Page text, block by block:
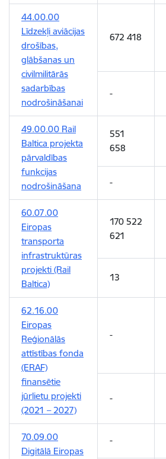
44.00.00
Līdzekļi aviācijas
drošības,
glābšanas un
civilmilitārās
sadarbības
nodrošināšanai
672 418
-
49.00.00 Rail
Baltica projekta
pārvaldības
funkcijas
nodrošināšana
551
658
-
60.07.00
Eiropas
transporta
infrastruktūras
projekti (Rail
Baltica)
170 522
621
13
62.16.00
Eiropas
Reģionālās
attīstības fonda
(ERAF)
finansētie
jūrlietu projekti
(2021 – 2027)
-
-
70.09.00
Digitālā Eiropas
-